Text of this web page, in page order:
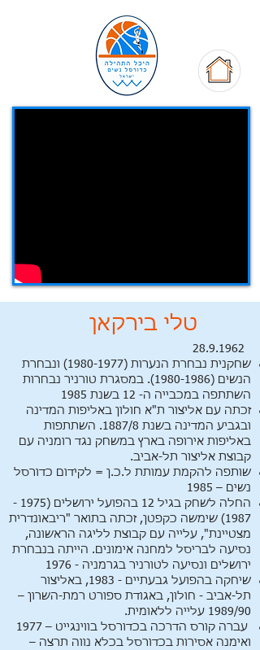
טלי בירקאן
28.9.1962
שחקנית נבחרת הנערות (1980-1977)
ונבחרת
הנשים (1980-1986)
. במסגרת טורניר נבחרות
השתתפה במכבייה ה- 12 בשנת 1985
זכתה עם אליצור ת"א חולון באליפות המדינה
ובגביע המדינה בשנת 1887/8. השתתפות
באליפות אירופה בארץ במשחק נגד רומניה עם
קבוצת אליצור תל-אביב.
שותפה להקמת עמותת ל.כ.ן = לקידום כדורסל
נשים – 1985
החלה לשחק בגיל 12 בהפועל ירושלים
(1975 -
1987)
שימשה כקפטן, זכתה בתואר "ריבאונדרית
מצטיינת", עלייה עם קבוצת לליגה הראשונה,
נסיעה לבריסל למחנה אימונים. הייתה בנבחרת
ירושלים ונסיעה לטורניר בגרמניה - 1976
שיחקה בהפועל גבעתיים - 1983, באליצור
תל-אביב - חולון, באגודת ספורט רמת-השרון –
1989/90 עלייה ללאומית.
עברה קורס הדרכה בכדורסל בווינגייט – 1977
ואימנה אסירות בכדורסל בכלא נווה תרצה –